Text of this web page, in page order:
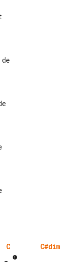
C C#dim